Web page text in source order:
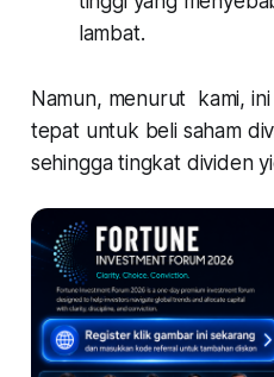
lambat.
Namun, menurut kami,
tepat untuk beli saham
sehingga tingkat dividen